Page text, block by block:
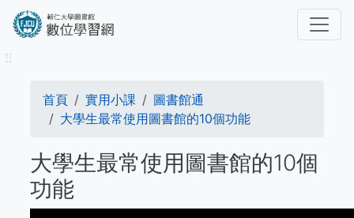
內
⠿
導
航
連
結
首頁 實用小課
圖書館通
大學生最常使用圖書館的10個功能
大學生最常使用圖書館的10個
功能